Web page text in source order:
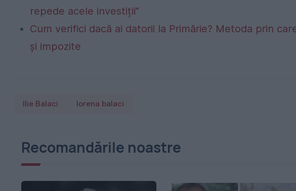
repede acele investiții”
Cum verifici dacă ai datorii la Primărie? Metoda prin
și impozite
Ilie Balaci lorena balaci
Recomandările noastre